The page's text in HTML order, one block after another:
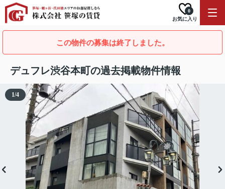
お気に入り
0
この物件の募集は終了しました。
デュフレ渋谷本町の過去掲載物件情報
1/4